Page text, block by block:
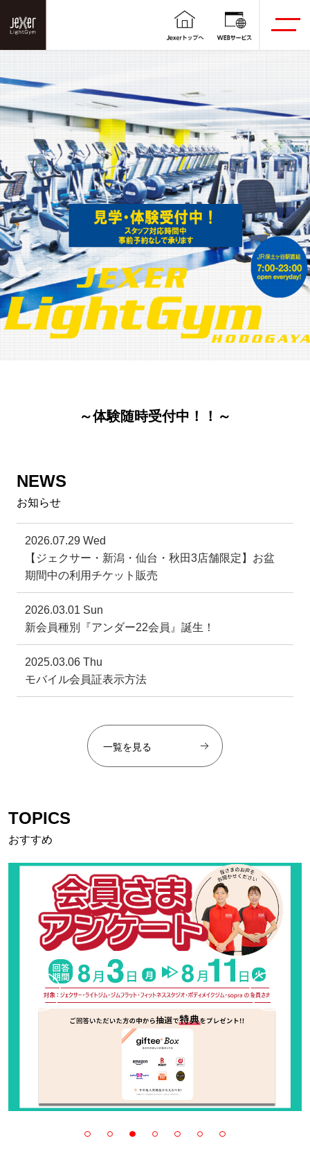
～体験随時受付中！！～
NEWS
お知らせ
2026.07.29 Wed
【ジェクサー・新潟・仙台・秋田3店舗限定】お盆
期間中の利用チケット販売
2026.03.01 Sun
新会員種別『アンダー22会員』誕生！
2025.03.06 Thu
モバイル会員証表示方法
一覧を見る
TOPICS
おすすめ